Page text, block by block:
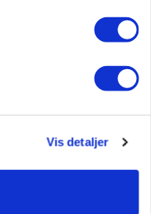
Vis detaljer